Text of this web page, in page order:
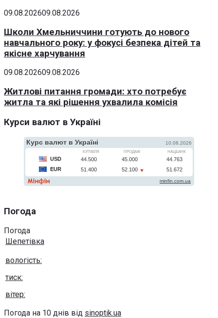
09.08.202609.08.2026
Школи Хмельниччини готують до нового
навчального року: у фокусі безпека дітей та
якісне харчування
09.08.202609.08.2026
Житлові питання громади: хто потребує
житла та які рішення ухвалила комісія
Курси валют в Україні
Погода
Погода
Шепетівка
вологість:
тиск:
вітер:
Погода на 10 днів від sinoptik.ua